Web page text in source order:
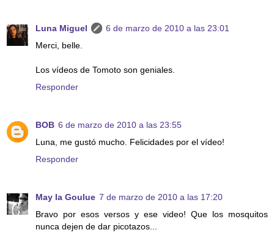
Luna Miguel
6 de marzo de 2010 a las 23:01
Merci, belle.
Los vídeos de Tomoto son geniales.
Responder
BOB 6 de marzo de 2010 a las 23:55
Luna, me gustó mucho. Felicidades por el vídeo!
Responder
May la Goulue 7 de marzo de 2010 a las 17:20
Bravo por esos versos y ese video! Que los mosquitos
nunca dejen de dar picotazos...